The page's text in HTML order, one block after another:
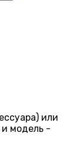
или
модель -